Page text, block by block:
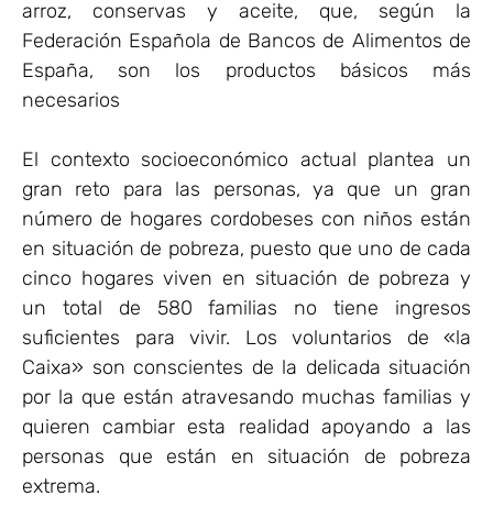
arroz, conservas y aceite, que, según la
Federación Española de Bancos de Alimentos de
España, son los productos básicos más
necesarios
El contexto socioeconómico actual plantea un
gran reto para las personas, ya que un gran
número de hogares cordobeses con niños están
en situación de pobreza, puesto que uno de cada
cinco hogares viven en situación de pobreza y
un total de 580 familias no tiene ingresos
suficientes para vivir. Los voluntarios de «la
Caixa» son conscientes de la delicada situación
por la que están atravesando muchas familias y
quieren cambiar esta realidad apoyando a las
personas que están en situación de pobreza
extrema.